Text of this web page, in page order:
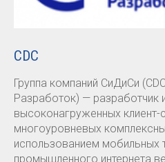
CDC
Группа компаний СиДиСи
Разработок) — разработчик
высоконагруженных клиент-
многоуровневых
использованием мобильных
промышленного интернета